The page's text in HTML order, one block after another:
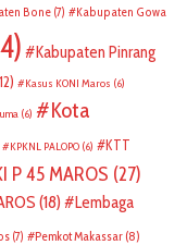
Bone (7) Kabupaten Gowa
Kabupaten Pinrang
Kasus KONI Maros (6)
(6)
Kota
KPKNL PALOPO (6)
KTT
P 45 MAROS (27)
(18)
Lembaga
(7) Pemkot Makassar (8)